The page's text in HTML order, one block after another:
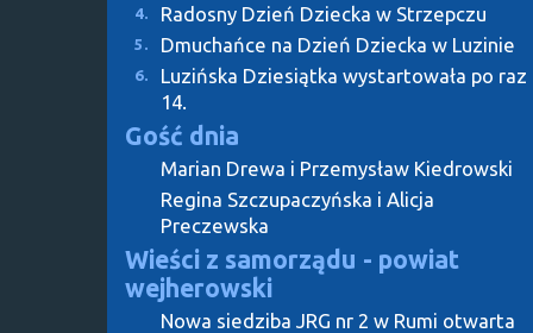
4. Radosny Dzień Dziecka w Strzepczu
5. Dmuchańce na Dzień Dziecka w Luzinie
6.
Luzińska Dziesiątka wystartowała po raz
14.
Gość dnia
Marian Drewa i Przemysław Kiedrowski
Regina Szczupaczyńska i Alicja
Preczewska
Wieści z samorządu - powiat
wejherowski
Nowa siedziba JRG nr 2 w Rumi otwarta